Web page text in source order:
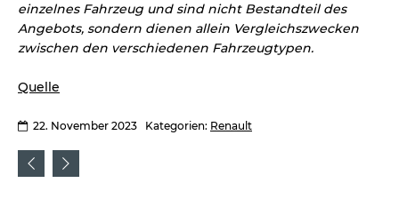
einzelnes Fahrzeug und sind nicht Bestandteil des
Angebots, sondern dienen allein Vergleichszwecken
zwischen den verschiedenen Fahrzeugtypen.
Quelle
22. November 2023 Kategorien: Renault